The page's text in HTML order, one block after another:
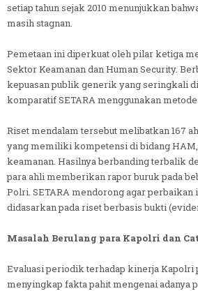
setiap tahun sejak 2010 menunjukkan
masih stagnan.
Pemetaan ini diperkuat oleh pilar ketiga
Sektor Keamanan dan Human Security.
kepuasan publik generik yang seringkali
komparatif SETARA menggunakan
Riset mendalam tersebut melibatkan 167
yang memiliki kompetensi di bidang HAM,
keamanan. Hasilnya berbanding terbalik
para ahli memberikan rapor buruk pada
Polri. SETARA mendorong agar
didasarkan pada riset berbasis bukti
Masalah Berulang para Kapolri dan
Evaluasi periodik terhadap kinerja Kapolri
menyingkap fakta pahit mengenai adanya